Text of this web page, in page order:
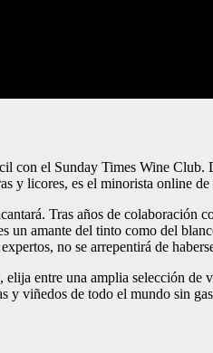
el Sunday Times Wine
y licores, es el minorista online de
Tras años de colaboración
amante del tinto como del
no se arrepentirá de
entre una amplia selección
y viñedos de todo el mundo sin